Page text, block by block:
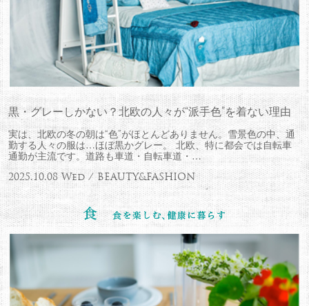
黒・グレーしかない？北欧の人々が“派手色”を着ない理由
実は、北欧の冬の朝は“色”がほとんどありません。雪景色の中、通
勤する人々の服は…ほぼ黒かグレー。 北欧、特に都会では自転車
通勤が主流です。道路も車道・自転車道・…
2025.10.08 Wed / BEAUTY&FASHION